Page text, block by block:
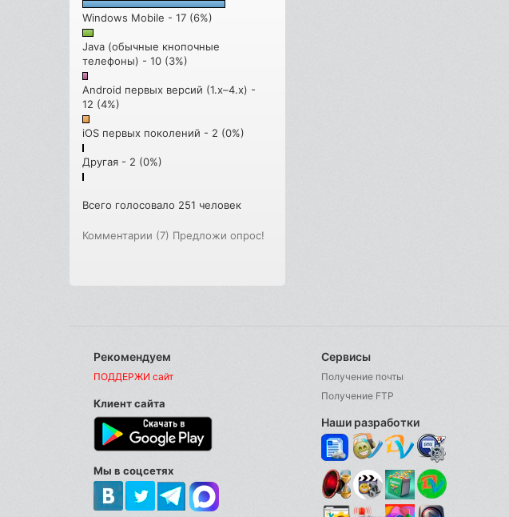
Windows Mobile - 17 (6%)
Java (обычные кнопочные
телефоны) - 10 (3%)
Android первых версий (1.x–4.x) -
12 (4%)
iOS первых поколений - 2 (0%)
Другая - 2 (0%)
Всего голосовало 251 человек
Комментарии (7) Предложи опрос!
Рекомендуем
ПОДДЕРЖИ сайт
Клиент сайта
Мы в соцсетях
Сервисы
Получение почты
Получение FTP
Наши разработки